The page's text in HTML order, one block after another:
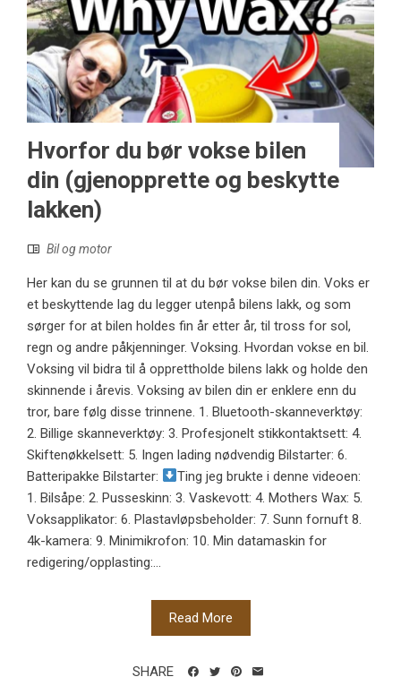
Hvorfor du bør vokse bilen
din (gjenopprette og beskytte
lakken)
Bil og motor
Her kan du se grunnen til at du bør vokse bilen din. Voks er
et beskyttende lag du legger utenpå bilens lakk, og som
sørger for at bilen holdes fin år etter år, til tross for sol,
regn og andre påkjenninger. Voksing. Hvordan vokse en bil.
Voksing vil bidra til å opprettholde bilens lakk og holde den
skinnende i årevis. Voksing av bilen din er enklere enn du
tror, ​​bare følg disse trinnene. 1. Bluetooth-skanneverktøy:
2. Billige skanneverktøy: 3. Profesjonelt stikkontaktsett: 4.
Skiftenøkkelsett: 5. Ingen lading nødvendig Bilstarter: 6.
Batteripakke Bilstarter:
Ting jeg brukte i denne videoen:
1. Bilsåpe: 2. Pusseskinn: 3. Vaskevott: 4. Mothers Wax: 5.
Voksapplikator: 6. Plastavløpsbeholder: 7. Sunn fornuft 8.
4k-kamera: 9. Minimikrofon: 10. Min datamaskin for
redigering/opplasting:...
Read More
SHARE